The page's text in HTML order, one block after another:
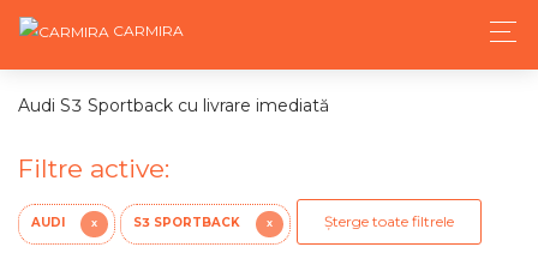
CARMIRA
Audi S3 Sportback cu livrare imediată
Filtre active:
AUDI X S3 SPORTBACK X Șterge toate filtrele